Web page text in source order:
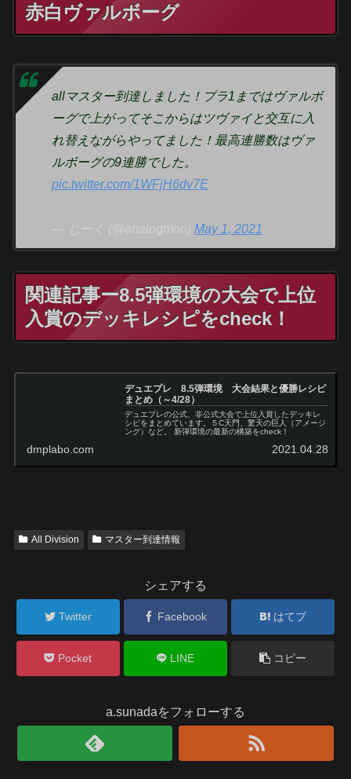
赤白ヴァルボーグ
allマスター到達しました！プラ1まではヴァルボ
ーグで上がってそこからはツヴァイと交互に入
れ替えながらやってました！最高連勝数はヴァ
ルボーグの9連勝でした。
pic.twitter.com/1WFjH6dv7E
— じーく (@analogmon)May 1, 2021
関連記事ー8.5弾環境の大会で上位
入賞のデッキレシピをcheck！
デュエプレ 8.5弾環境 大会結果と優勝レシピ
まとめ（～4/28）
デュエプレの公式、非公式大会で上位入賞したデッキレ
シピをまとめています。５C天門、驚天の巨人（アメージ
ング）など。 新弾環境の最新の構築をcheck！
dmplabo.com 2021.04.28
All Division マスター到達情報
シェアする
Twitter Facebook はてブ
Pocket LINE コピー
a.sunadaをフォローする